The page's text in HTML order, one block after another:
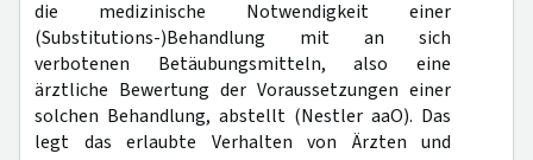
die medizinische Notwendigkeit einer
(Substitutions-)Behandlung mit an sich
verbotenen Betäubungsmitteln, also eine
ärztliche Bewertung der Voraussetzungen einer
solchen Behandlung, abstellt (Nestler aaO). Das
legt das erlaubte Verhalten von Ärzten und